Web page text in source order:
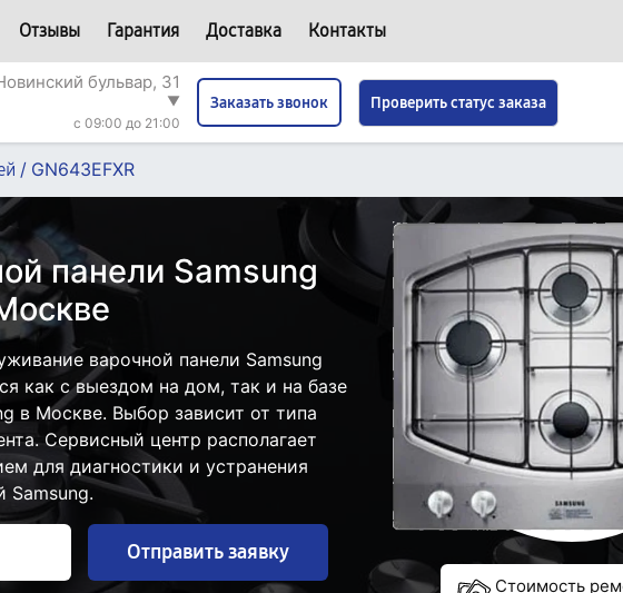
Отзывы Гарантия Доставка Контакты
бульвар, 31
▼
c 09:00 до 21:00
Заказать звонок Проверить статус заказа
/ GN643EFXR
панели Samsung
варочной панели Samsung
как с выездом на дом, так и на базе
в Москве. Выбор зависит от типа
Сервисный центр располагает
для диагностики и устранения
Samsung.
Отправить заявку
Стоимость